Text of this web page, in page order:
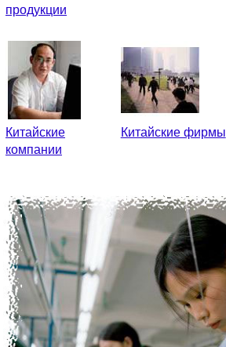
продукции
Китайские
компании
Китайские фирмы